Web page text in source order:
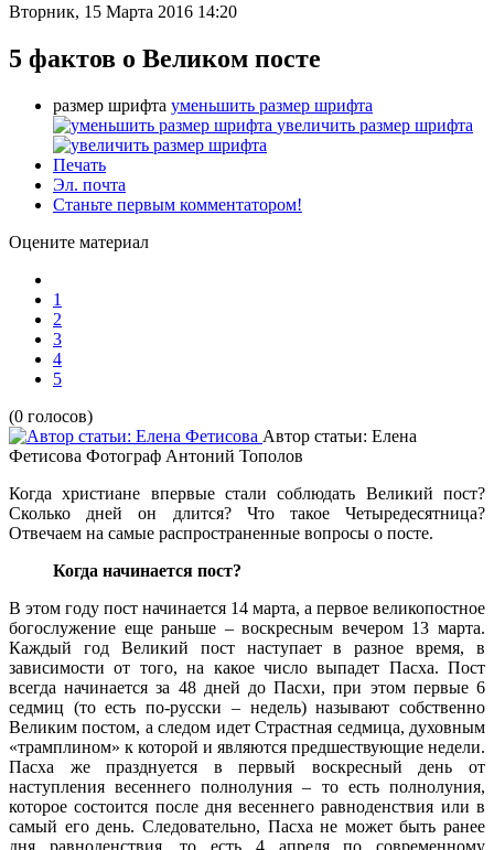
Вторник, 15 Марта 2016 14:20
5 фактов о Великом посте
размер шрифта уменьшить размер шрифта
увеличить размер шрифта
Печать
Эл. почта
Станьте первым комментатором!
Оцените материал
1
2
3
4
5
(0 голосов)
Автор статьи: Елена
Фетисова Фотограф Антоний Тополов
Когда христиане впервые стали соблюдать Великий пост?
Сколько дней он длится? Что такое Четыредесятница?
Отвечаем на самые распространенные вопросы о посте.
Когда начинается пост?
В этом году пост начинается 14 марта, а первое великопостное
богослужение еще раньше – воскресным вечером 13 марта.
Каждый год Великий пост наступает в разное время, в
зависимости от того, на какое число выпадет Пасха. Пост
всегда начинается за 48 дней до Пасхи, при этом первые 6
седмиц (то есть по-русски – недель) называют собственно
Великим постом, а следом идет Страстная седмица, духовным
«трамплином» к которой и являются предшествующие недели.
Пасха же празднуется в первый воскресный день от
наступления весеннего полнолуния – то есть полнолуния,
которое состоится после дня весеннего равноденствия или в
самый его день. Следовательно, Пасха не может быть ранее
дня равноденствия, то есть 4 апреля по современному